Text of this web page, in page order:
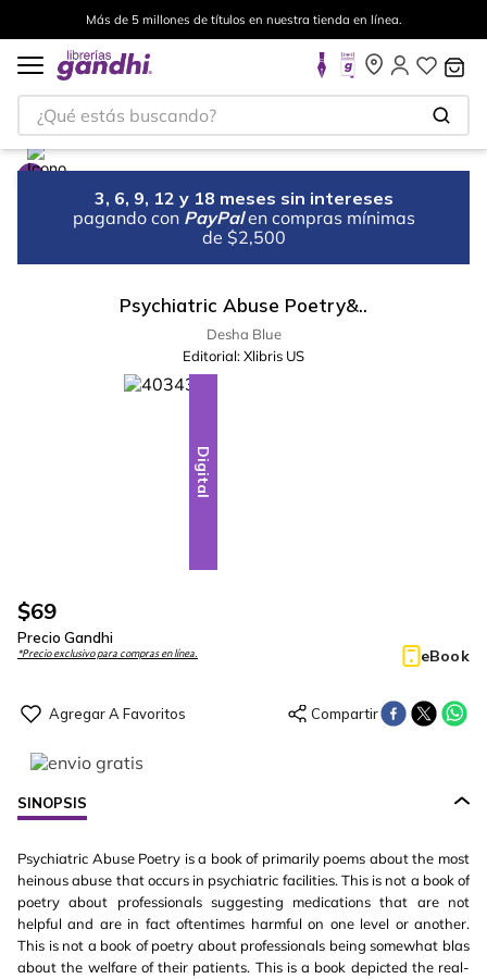
Más de 5 millones de títulos en nuestra tienda en línea.
¿Qué estás buscando?
3, 6, 9, 12 y 18 meses sin intereses
pagando con PayPal en compras mínimas
de $2,500
Psychiatric Abuse Poetry&..
Desha Blue
Editorial:Xlibris US
Digital
$69
Precio Gandhi
*Precio exclusivo para compras en línea. eBook
SINOPSIS
Psychiatric Abuse Poetry is a book of primarily poems about the most
heinous abuse that occurs in psychiatric facilities. This is not a book of
poetry about professionals suggesting medications that are not
helpful and are in fact oftentimes harmful on one level or another.
This is not a book of poetry about professionals being somewhat blas
about the welfare of their patients. This is a book depicted the real-